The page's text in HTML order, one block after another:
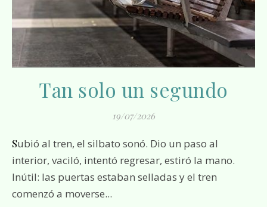
Tan solo un segundo
19/07/2026
Subió al tren, el silbato sonó. Dio un paso al
interior, vaciló, intentó regresar, estiró la mano.
Inútil: las puertas estaban selladas y el tren
comenzó a moverse...